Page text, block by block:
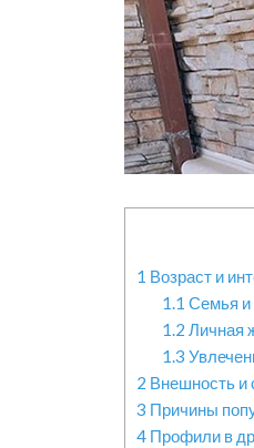
1 Возраст и
1.1 Семья и
1.2 Личная
1.3
2 Внешность и
3 Причины
4 Профили в